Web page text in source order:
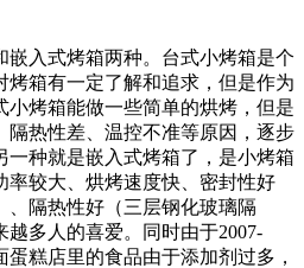
嵌入式烤箱两种。台式小烤箱是个
烤箱有一定了解和追求，但是作为
小烤箱能做一些简单的烘烤，但是
隔热性差、温控不准等原因，逐步
一种就是嵌入式烤箱了，是小烤箱
率较大、烘烤速度快、密封性好
、隔热性好（三层钢化玻璃隔
多人的喜爱。同时由于2007-
蛋糕店里的食品由于添加剂过多，